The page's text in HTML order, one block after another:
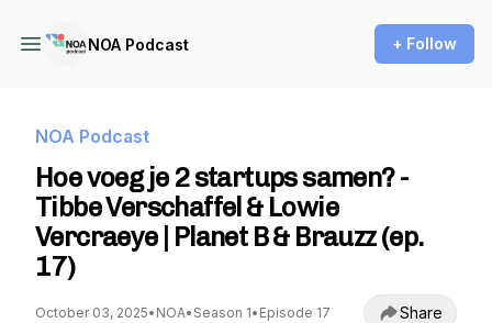
NOA Podcast + Follow
NOA Podcast
Hoe voeg je 2 startups samen? -
Tibbe Verschaffel & Lowie
Vercraeye | Planet B & Brauzz (ep.
17)
October 03, 2025• NOA• Season 1• Episode 17 Share